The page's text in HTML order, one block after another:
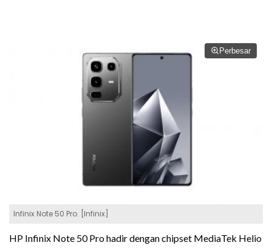
Perbesar
Infinix Note 50 Pro. [Infinix]
HP Infinix Note 50 Pro hadir dengan chipset MediaTek Helio